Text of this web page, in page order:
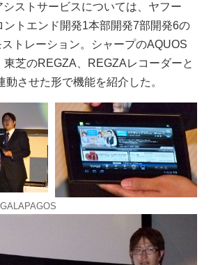
ストサービスについては、ヤフー
ントエンド開発1本部開発7部開発6の
トレーション。シャープのAQUOS
東芝のREGZA、REGZAレコーダーと
動させた形で機能を紹介した。